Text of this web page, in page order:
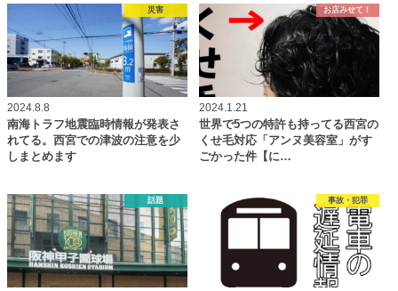
災害
2024.8.8
南海トラフ地震臨時情報が発表さ
れてる。西宮での津波の注意を少
しまとめます
お店みせて！
2024.1.21
世界で5つの特許も持ってる西宮の
くせ毛対応「アンヌ美容室」がす
ごかった件【に…
話題 事故・犯罪